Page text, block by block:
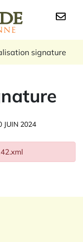
sur
signature
JUIN 2024